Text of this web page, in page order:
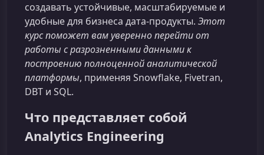
создавать устойчивые, масштабируемые и
удобные для бизнеса дата-продукты. Этот
курс поможет вам уверенно перейти от
работы с разрозненными данными к
построению полноценной аналитической
платформы, применяя Snowflake, Fivetran,
DBT и SQL.
Что представляет собой
Analytics Engineering